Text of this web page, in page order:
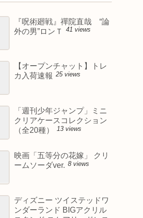
『呪術廻戦』禪院直哉 “論
外の男”ロンＴ
41 views
【オープンチャット】トレ
カ入荷速報 25 views
「週刊少年ジャンプ」ミニ
クリアケースコレクション
（全20種）
13 views
映画「五等分の花嫁」 クリ
ームソーダver. 8 views
ディズニー ツイステッドワ
ンダーランド BIGアクリル